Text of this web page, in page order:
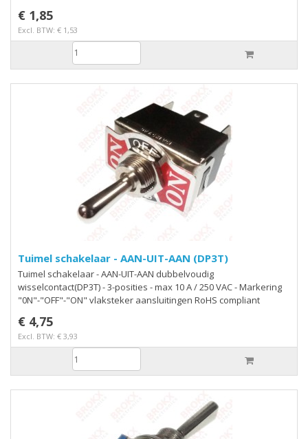
€ 1,85
Excl. BTW: € 1,53
Tuimel schakelaar - AAN-UIT-AAN (DP3T)
Tuimel schakelaar - AAN-UIT-AAN dubbelvoudig
wisselcontact(DP3T) - 3-posities - max 10 A / 250 VAC - Markering
"0N"-"OFF"-"ON" vlaksteker aansluitingen RoHS compliant
€ 4,75
Excl. BTW: € 3,93